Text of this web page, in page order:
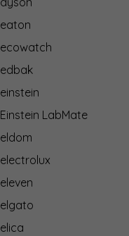
eaton
ecowatch
edbak
einstein
Einstein LabMate
eldom
electrolux
eleven
elgato
elica